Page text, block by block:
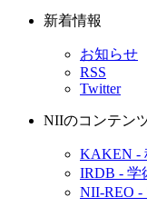
新着情報
お知らせ
RSS
Twitter
NIIのコンテン
KAKEN -
IRDB - 学
NII-REO -